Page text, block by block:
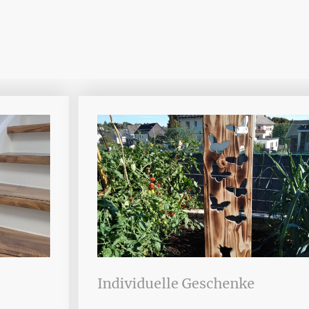
Individuelle Geschenke